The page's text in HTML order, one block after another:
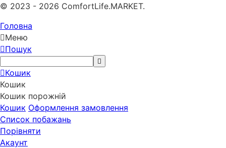
© 2023 - 2026 ComfortLife.MARKET.
Головна
Меню
Пошук
Кошик
Кошик
Кошик порожній
Кошик Оформлення замовлення
Список побажань
Порівняти
Акаунт